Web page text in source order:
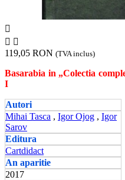

 
119,05 RON (TVA inclus)
Basarabia in „Colectia
I
Autori
Mihai Tasca , Igor Ojog , Igor
Sarov
Editura
Cartdidact
An aparitie
2017